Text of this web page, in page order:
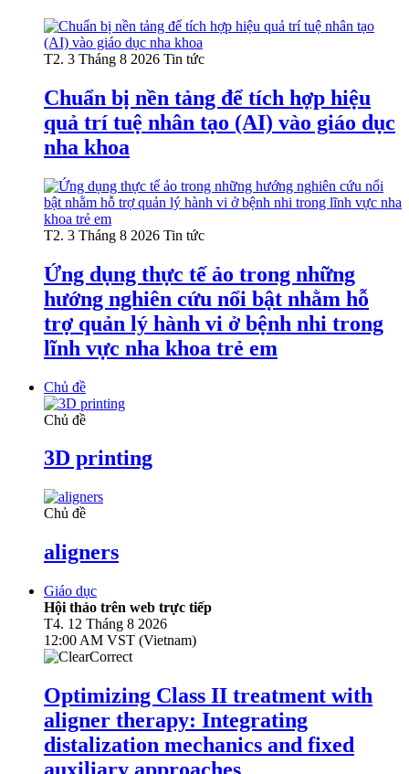
T2. 3 Tháng 8 2026 Tin tức
Chuẩn bị nền tảng để tích hợp hiệu
quả trí tuệ nhân tạo (AI) vào giáo dục
nha khoa
T2. 3 Tháng 8 2026 Tin tức
Ứng dụng thực tế ảo trong những
hướng nghiên cứu nổi bật nhằm hỗ
trợ quản lý hành vi ở bệnh nhi trong
lĩnh vực nha khoa trẻ em
Chủ đề
Chủ đề
3D printing
Chủ đề
aligners
Giáo dục
Hội thảo trên web trực tiếp
T4. 12 Tháng 8 2026
12:00 AM VST (Vietnam)
Optimizing Class II treatment with
aligner therapy: Integrating
distalization mechanics and fixed